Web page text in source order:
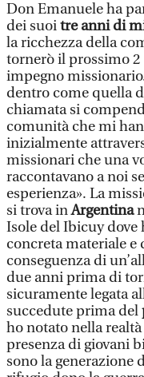
Don Emanuele ha
dei suoitre anni di
la ricchezza della
tornerò il prossimo
impegno
dentro come quella
chiamata si
comunità che mi
inizialmente
missionari che una
raccontavano a noi
esperienza». La
si trova inArgentina
Isole del Ibicuy dove
concreta materiale e
conseguenza di
due anni prima di
sicuramente legata
succedute prima del
ho notato nella
presenza di giovani
sono la generazione